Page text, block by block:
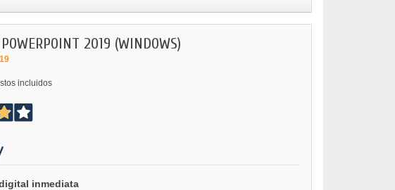
2019 (WINDOWS)
incluidos
inmediata